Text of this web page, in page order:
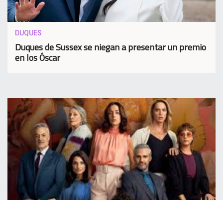
DUQUES
Duques de Sussex se niegan a presentar un premio
en los Óscar